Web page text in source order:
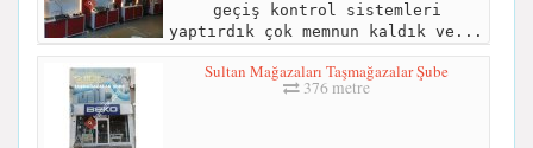
geçiş kontrol sistemleri
yaptırdık çok memnun kaldık ve...
Sultan Mağazaları Taşmağazalar Şube
376 metre